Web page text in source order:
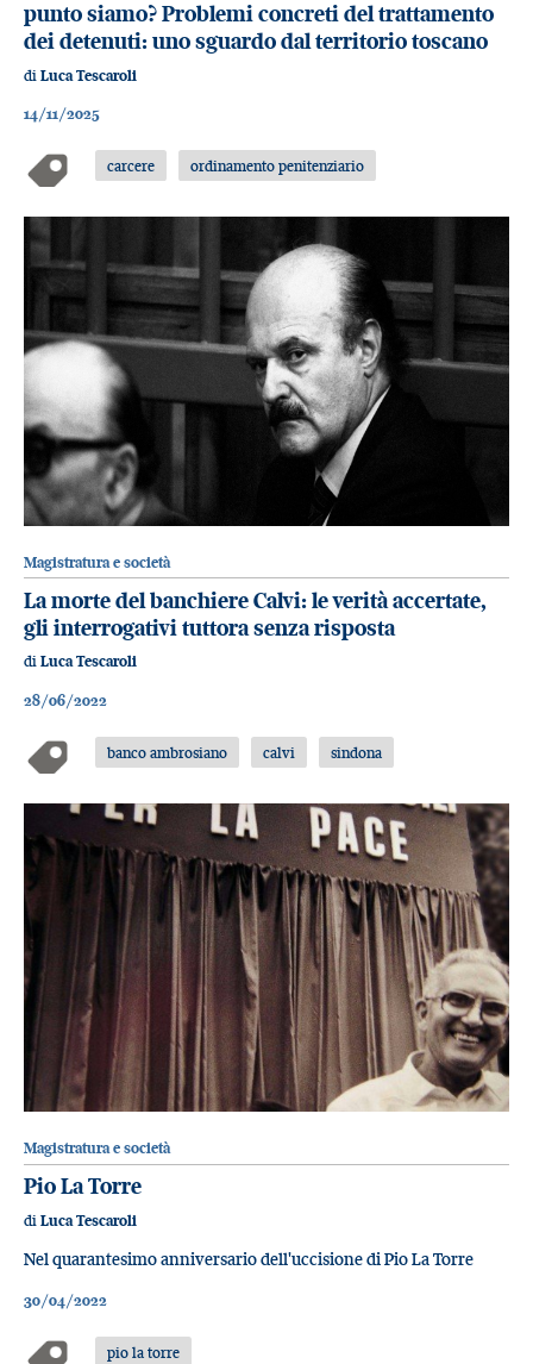
punto siamo? Problemi concreti del trattamento
dei detenuti: uno sguardo dal territorio toscano
di Luca Tescaroli
14/11/2025
carcere ordinamento penitenziario
Magistratura e società
La morte del banchiere Calvi: le verità accertate,
gli interrogativi tuttora senza risposta
di Luca Tescaroli
28/06/2022
banco ambrosiano calvi sindona
Magistratura e società
Pio La Torre
di Luca Tescaroli
Nel quarantesimo anniversario dell'uccisione di Pio La Torre
30/04/2022
pio la torre